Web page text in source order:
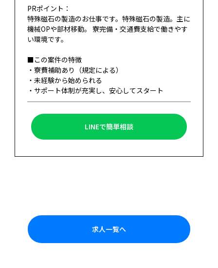
PRポイント：
特殊磁石の製造のお仕事です。特殊磁石の製造。主に
機械OPや部材移動。 寮完備・交通費支給で働きやす
い環境です。
■この案件の特徴
・寮費補助あり（規定による）
・未経験から始められる
・サポート体制が充実し、安心してスタート
LINEで簡単相談
求人一覧へ